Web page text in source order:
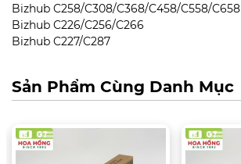
Bizhub C258/C308/C368/C458/C558/C658
Bizhub C226/C256/C266
Bizhub C227/C287
Sản Phẩm Cùng Danh Mục